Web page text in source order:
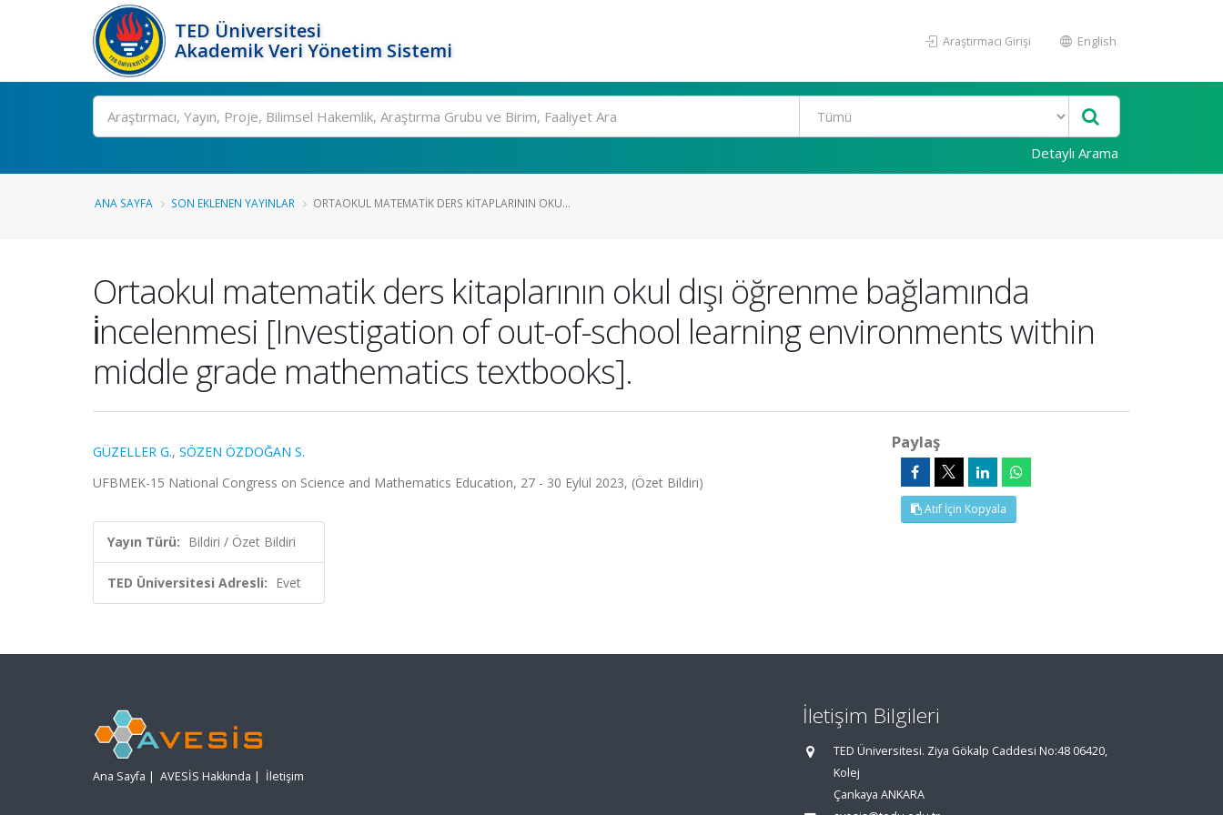
TED Üniversitesi
Akademik Veri Yönetim Sistemi
Araştırmacı Girişi English
Ara
Detaylı Arama
ANA SAYFA SON EKLENEN YAYINLAR ORTAOKUL MATEMATIK DERS KITAPLARININ OKU...
Ortaokul matematik ders kitaplarının okul dışı öğrenme bağlamında
i̇ncelenmesi [Investigation of out-of-school learning environments within
middle grade mathematics textbooks].
GÜZELLER G., SÖZEN ÖZDOĞAN S.
UFBMEK-15 National Congress on Science and Mathematics Education, 27 - 30 Eylül 2023, (Özet Bildiri)
Yayın Türü: Bildiri / Özet Bildiri
TED Üniversitesi Adresli: Evet
Paylaş
Atıf İçin Kopyala
Ana Sayfa | AVESİS Hakkında | İletişim
İletişim Bilgileri
TED Üniversitesi. Ziya Gökalp Caddesi No:48 06420,
Kolej
Çankaya ANKARA